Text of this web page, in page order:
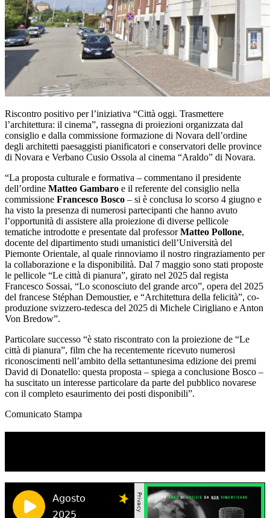
Riscontro positivo per l’iniziativa “Città oggi. Trasmettere
l’architettura: il cinema”, rassegna di proiezioni organizzata dal
consiglio e dalla commissione formazione di Novara dell’ordine
degli architetti paesaggisti pianificatori e conservatori delle province
di Novara e Verbano Cusio Ossola al cinema “Araldo” di Novara.
“La proposta culturale e formativa – commentano il presidente
dell’ordine Matteo Gambaro e il referente del consiglio nella
commissione Francesco Bosco – si è conclusa lo scorso 4 giugno e
ha visto la presenza di numerosi partecipanti che hanno avuto
l’opportunità di assistere alla proiezione di diverse pellicole
tematiche introdotte e presentate dal professorMatteo Pollone,
docente del dipartimento studi umanistici dell’Università del
Piemonte Orientale, al quale rinnoviamo il nostro ringraziamento per
la collaborazione e la disponibilità. Dal 7 maggio sono stati proposte
le pellicole “Le città di pianura”, girato nel 2025 dal regista
Francesco Sossai, “Lo sconosciuto del grande arco”, opera del 2025
del francese Stéphan Demoustier, e “Architettura della felicità”, co-
produzione svizzero-tedesca del 2025 di Michele Cirigliano e Anton
Von Bredow”.
Particolare successo “è stato riscontrato con la proiezione de “Le
città di pianura”, film che ha recentemente ricevuto numerosi
riconoscimenti nell’ambito della settantunesima edizione dei premi
David di Donatello: questa proposta – spiega a conclusione Bosco –
ha suscitato un interesse particolare da parte del pubblico novarese
con il completo esaurimento dei posti disponibili”.
Comunicato Stampa